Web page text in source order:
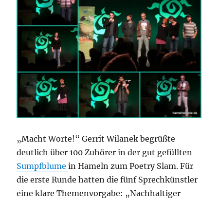
„Macht Worte!“ Gerrit Wilanek begrüßte
deutlich über 100 Zuhörer in der gut gefüllten
Sumpfblumein Hameln zum Poetry Slam. Für
die erste Runde hatten die fünf Sprechkünstler
eine klare Themenvorgabe: „Nachhaltiger